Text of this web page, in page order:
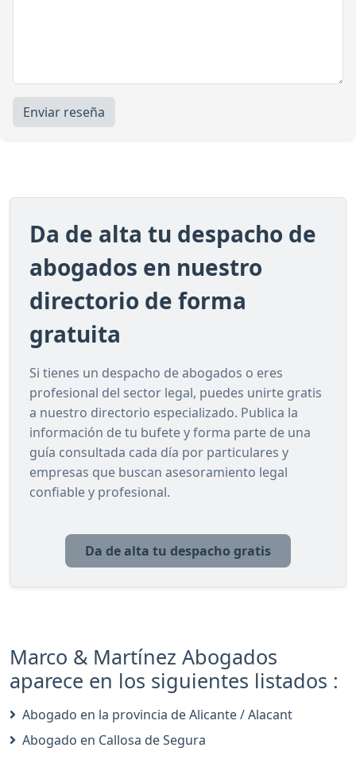
Enviar reseña
Da de alta tu despacho de
abogados en nuestro
directorio de forma
gratuita
Si tienes un despacho de abogados o eres
profesional del sector legal, puedes unirte gratis
a nuestro directorio especializado. Publica la
información de tu bufete y forma parte de una
guía consultada cada día por particulares y
empresas que buscan asesoramiento legal
confiable y profesional.
Da de alta tu despacho gratis
Marco & Martínez Abogados
aparece en los siguientes listados :
Abogado en la provincia de Alicante / Alacant
Abogado en Callosa de Segura